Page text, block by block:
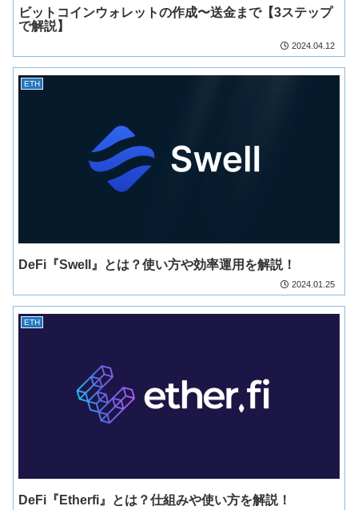
ビットコインウォレットの作成〜送金まで【3ステップ
で解説】
2024.04.12
ETH
DeFi『Swell』とは？使い方や効率運用を解説！
2024.01.25
ETH
DeFi『Etherfi』とは？仕組みや使い方を解説！